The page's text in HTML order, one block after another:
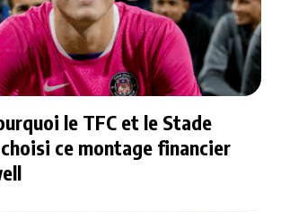
le TFC et le Stade
ce montage financier